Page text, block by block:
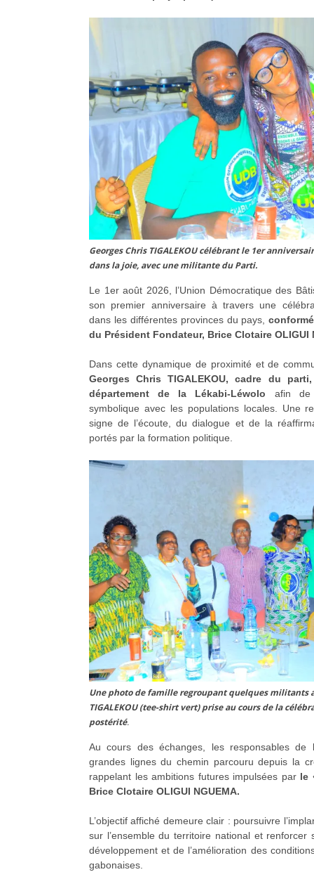
Georges Chris TIGALEKOU célébrant le 1er
dans la joie, avec une militante du Parti.
Le 1er août 2026, l’Union Démocratique des
son premier anniversaire à travers une
dans les différentes provinces du pays,
du Président Fondateur, Brice Clotaire OLIGUI
Dans cette dynamique de proximité et de
Georges Chris TIGALEKOU, cadre du
département de la Lékabi-Léwolo afin de
symbolique avec les populations locales. Une
signe de l’écoute, du dialogue et de la
portés par la formation politique.
Une photo de famille regroupant quelques militants
TIGALEKOU (tee-shirt vert) prise au cours de la
postérité.
Au cours des échanges, les responsables de
grandes lignes du chemin parcouru depuis la
rappelant les ambitions futures impulsées par le
Brice Clotaire OLIGUI NGUEMA.
L’objectif affiché demeure clair : poursuivre
sur l’ensemble du territoire national et
développement et de l’amélioration des
gabonaises.